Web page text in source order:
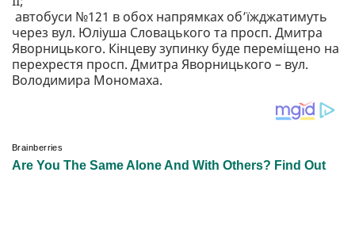
автобуси №121 в обох напрямках об’їжджатимуть
через вул. Юліуша Словацького та просп. Дмитра
Яворницького. Кінцеву зупинку буде переміщено на
перехрестя просп. Дмитра Яворницького – вул.
Володимира Мономаха.